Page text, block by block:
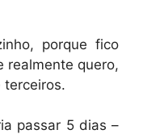
porque fico
realmente quero,
terceiros.
passar 5 dias –